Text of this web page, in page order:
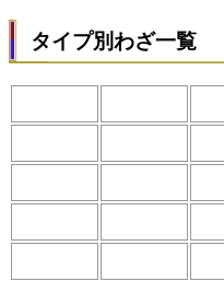
タイプ別わざ一覧